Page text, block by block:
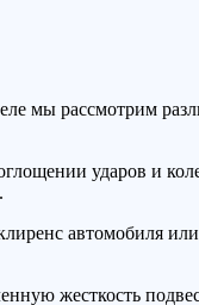
мы рассмотрим
ударов и
автомобиля
жесткость